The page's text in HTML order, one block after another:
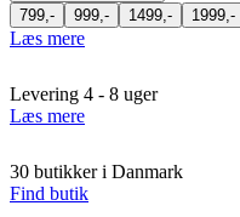
799,- 999,- 1499,- 1999,-
Læs mere
Levering 4 - 8 uger
Læs mere
30 butikker i Danmark
Find butik